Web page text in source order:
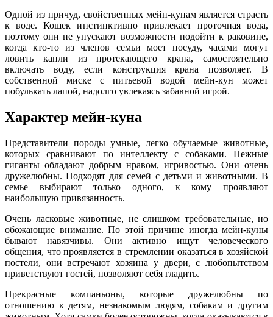
Одной из причуд, свойственных мейн-кунам является страсть
к воде. Кошек инстинктивно привлекает проточная вода,
поэтому они не упускают возможности подойти к раковине,
когда кто-то из членов семьи моет посуду, часами могут
ловить капли из протекающего крана, самостоятельно
включать воду, если конструкция крана позволяет. В
собственной миске с питьевой водой мейн-кун может
побулькать лапой, надолго увлекаясь забавной игрой.
Характер мейн-куна
Представители породы умные, легко обучаемые животные,
которых сравнивают по интеллекту с собаками. Нежные
гиганты обладают добрым нравом, игривостью. Они очень
дружелюбны. Подходят для семей с детьми и животными. В
семье выбирают только одного, к кому проявляют
наибольшую привязанность.
Очень ласковые животные, не слишком требовательные, но
обожающие внимание. По этой причине иногда мейн-куны
бывают навязчивы. Они активно ищут человеческого
общения, что проявляется в стремлении оказаться в хозяйской
постели, они встречают хозяина у двери, с любопытством
приветствуют гостей, позволяют себя гладить.
Прекрасные компаньоны, которые дружелюбны по
отношению к детям, незнакомым людям, собакам и другим